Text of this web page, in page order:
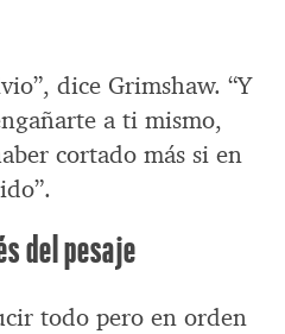
dice Grimshaw. “Y
a ti mismo,
cortado más si en
del pesaje
todo pero en orden